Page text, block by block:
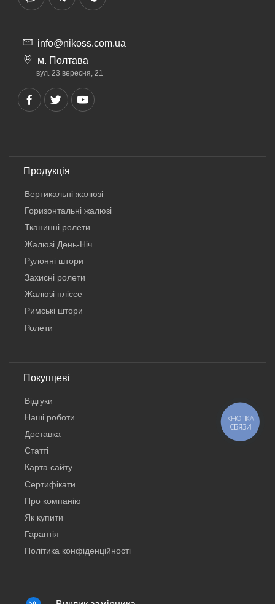
info@nikoss.com.ua
м. Полтава
вул. 23 вересня, 21
Продукція
Вертикальнi жалюзi
Горизонтальні жалюзі
Тканинні ролети
Жалюзі День-Ніч
Рулонні штори
Захисні ролети
Жалюзі пліссе
Римські штори
Ролети
Покупцеві
Відгуки
Наші роботи
Доставка
Статті
Карта сайту
Сертифікати
Про компанію
Як купити
Гарантія
Політика конфіденційності
КНОПКА
СВЯЗИ